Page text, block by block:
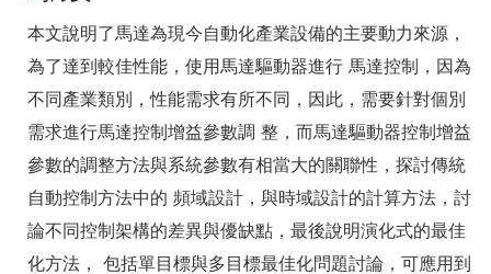
本文說明了馬達為現今自動化產業設備的主要動力來源，
為了達到較佳性能，使用馬達驅動器進行 馬達控制，因為
不同產業類別，性能需求有所不同，因此，需要針對個別
需求進行馬達控制增益參數調 整，而馬達驅動器控制增益
參數的調整方法與系統參數有相當大的關聯性，探討傳統
自動控制方法中的 頻域設計，與時域設計的計算方法，討
論不同控制架構的差異與優缺點，最後說明演化式的最佳
化方法， 包括單目標與多目標最佳化問題討論，可應用到